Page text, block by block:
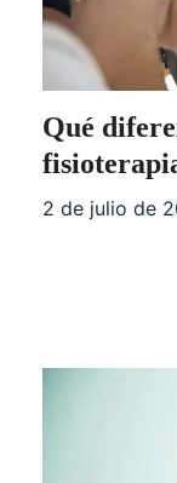
Qué
2 de julio de